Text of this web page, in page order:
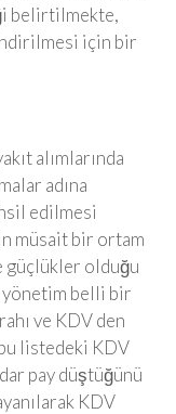
belirtilmekte,
için bir
alımlarında
adına
edilmesi
müsait bir ortam
güçlükler olduğu
yönetim belli bir
ve KDV den
listedeki KDV
pay düştüğünü
KDV